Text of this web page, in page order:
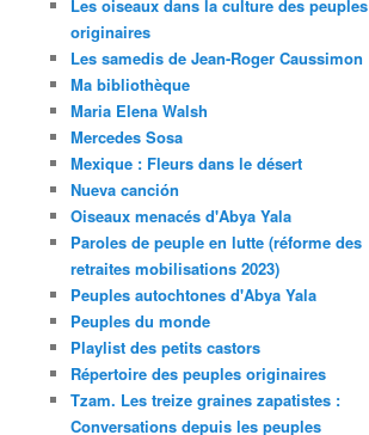
Les oiseaux dans la culture des peuples
originaires
Les samedis de Jean-Roger Caussimon
Ma bibliothèque
Maria Elena Walsh
Mercedes Sosa
Mexique : Fleurs dans le désert
Nueva canción
Oiseaux menacés d'Abya Yala
Paroles de peuple en lutte (réforme des
retraites mobilisations 2023)
Peuples autochtones d'Abya Yala
Peuples du monde
Playlist des petits castors
Répertoire des peuples originaires
Tzam. Les treize graines zapatistes :
Conversations depuis les peuples